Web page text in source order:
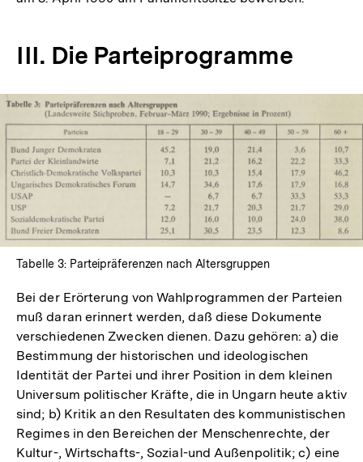
III. Die Parteiprogramme
Lightbox
öffnen
Tabelle 3: Parteipräferenzen nach Altersgruppen
Bei der Erörterung von Wahlprogrammen der Parteien
muß daran erinnert werden, daß diese Dokumente
verschiedenen Zwecken dienen. Dazu gehören: a) die
Bestimmung der historischen und ideologischen
Identität der Partei und ihrer Position in dem kleinen
Universum politischer Kräfte, die in Ungarn heute aktiv
sind; b) Kritik an den Resultaten des kommunistischen
Regimes in den Bereichen der Menschenrechte, der
Kultur-, Wirtschafts-, Sozial-und Außenpolitik; c) eine